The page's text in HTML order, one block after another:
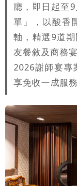
廳，即日起至
單」，以酸香
軸，精選9道
友餐敘及商務
2026謝師宴專
享免收一成服